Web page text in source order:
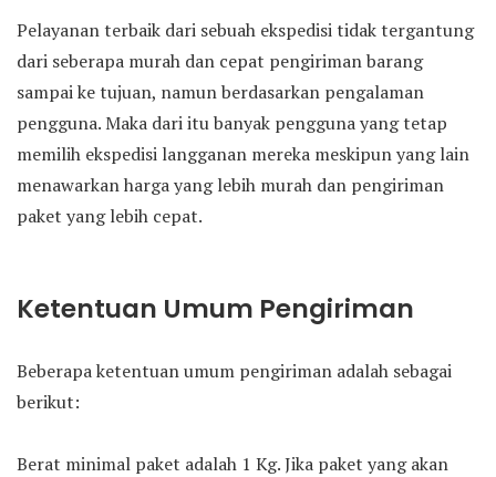
Pelayanan terbaik dari sebuah ekspedisi tidak tergantung
dari seberapa murah dan cepat pengiriman barang
sampai ke tujuan, namun berdasarkan pengalaman
pengguna. Maka dari itu banyak pengguna yang tetap
memilih ekspedisi langganan mereka meskipun yang lain
menawarkan harga yang lebih murah dan pengiriman
paket yang lebih cepat.
Ketentuan Umum Pengiriman
Beberapa ketentuan umum pengiriman adalah sebagai
berikut:
Berat minimal paket adalah 1 Kg. Jika paket yang akan